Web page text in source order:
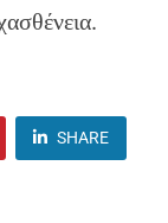
SHARE